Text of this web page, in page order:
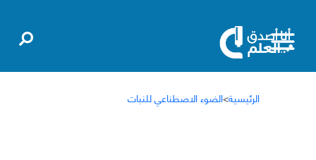
الرئيسية>الضوء الاصطناعي للنبات